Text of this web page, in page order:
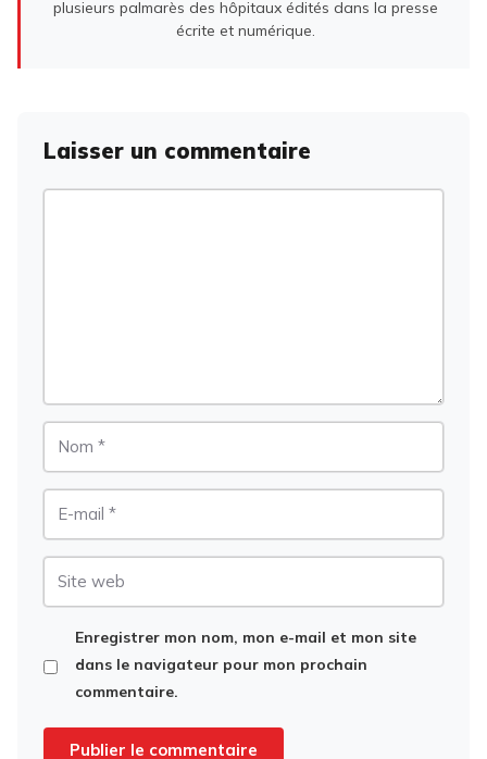
plusieurs palmarès des hôpitaux édités dans la presse
écrite et numérique.
Laisser un commentaire
Enregistrer mon nom, mon e-mail et mon site
dans le navigateur pour mon prochain
commentaire.